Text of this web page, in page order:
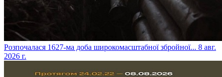
​Розпочалася 1627-ма доба широкомасштабної збройної... 8 авг.
2026 г.